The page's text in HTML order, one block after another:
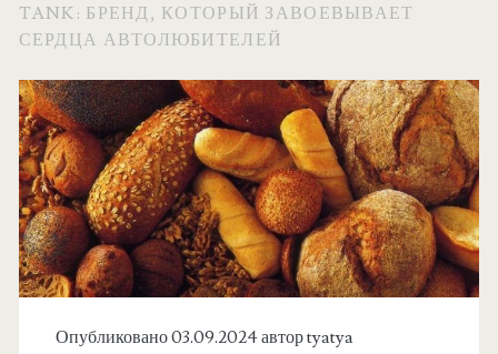
TANK: БРЕНД, КОТОРЫЙ ЗАВОЕВЫВАЕТ
СЕРДЦА АВТОЛЮБИТЕЛЕЙ
Опубликовано 03.09.2024 авторtyatya